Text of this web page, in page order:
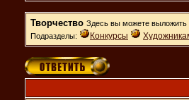
Творчество Здесь вы можете выложить
Подразделы:
Конкурсы